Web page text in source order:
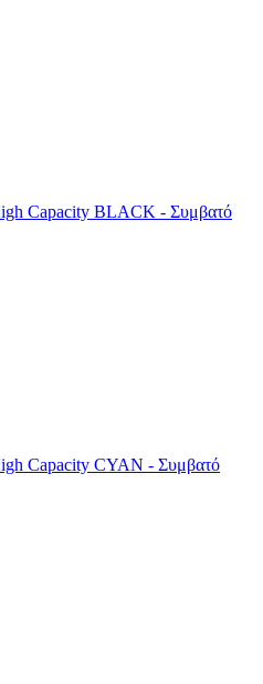
Capacity BLACK - Συμβατό
Capacity CYAN - Συμβατό